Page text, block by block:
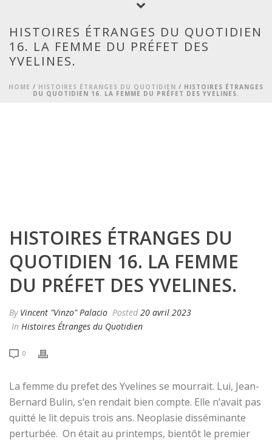
HISTOIRES ÉTRANGES DU QUOTIDIEN
16. LA FEMME DU PRÉFET DES
YVELINES.
HOME / HISTOIRES ÉTRANGES DU QUOTIDIEN / HISTOIRES ÉTRANGES
DU QUOTIDIEN 16. LA FEMME DU PRÉFET DES YVELINES.
HISTOIRES ÉTRANGES DU
QUOTIDIEN 16. LA FEMME
DU PRÉFET DES YVELINES.
By Vincent "Vinzo" Palacio Posted 20 avril 2023
In Histoires Étranges du Quotidien
0
La femme du prefet des Yvelines se mourrait. Lui, Jean-
Bernard Bulin, s’en rendait bien compte. Elle n’avait pas
quitté le lit depuis trois ans. Neoplasie disséminante
perturbée. On était au printemps, bientôt le premier